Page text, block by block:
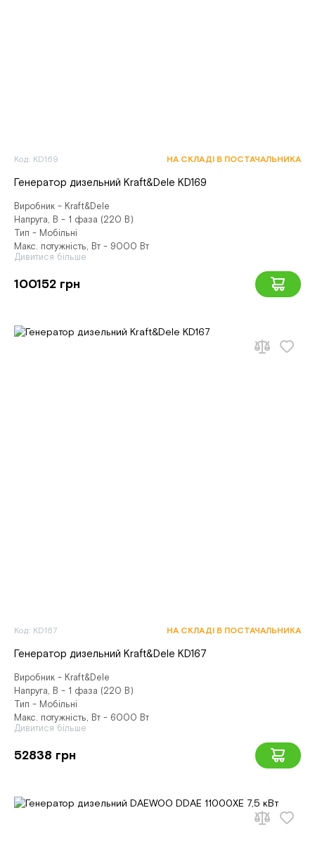
Код: KD169 НА СКЛАДІ В ПОСТАЧАЛЬНИКА
Генератор дизельний Kraft&Dele KD169
Виробник - Kraft&Dele
Напруга, В - 1 фаза (220 В)
Тип - Мобільні
Макс. потужність, Вт - 9000 Вт
Дивитися більше
100152 грн
Код: KD167 НА СКЛАДІ В ПОСТАЧАЛЬНИКА
Генератор дизельний Kraft&Dele KD167
Виробник - Kraft&Dele
Напруга, В - 1 фаза (220 В)
Тип - Мобільні
Макс. потужність, Вт - 6000 Вт
Дивитися більше
52838 грн